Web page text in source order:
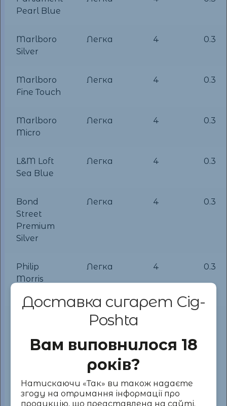
Доставка сигарет Cig-
Poshta
Вам виповнилося 18
років?
Натискаючи «Так» ви також надаєте
згоду на отримання інформації про
продукцію, що представлена на сайті,
Pearl Blue
Marlboro
Silver
Легка 4 0.3
Marlboro
Fine Touch
Легка 4 0.3
Marlboro
Micro
Легка 4 0.3
L&M Loft
Sea Blue
Легка 4 0.3
Bond
Street
Premium
Silver
Легка 4 0.3
Philip
Morris
Легка 4 0.3
Novel
Легка
Parliament
Silver
Легка 3